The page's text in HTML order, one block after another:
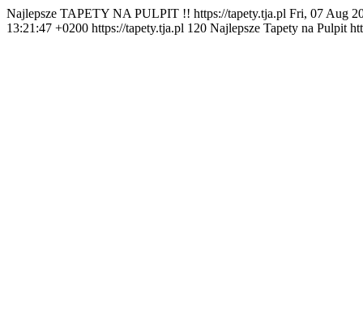
Najlepsze TAPETY NA PULPIT !! https://tapety.tja.pl Fri, 07 Aug
13:21:47 +0200 https://tapety.tja.pl 120 Najlepsze Tapety na Pulpit